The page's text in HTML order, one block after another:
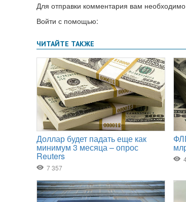
Для отправки комментария вам необходимо
Войти с помощью: